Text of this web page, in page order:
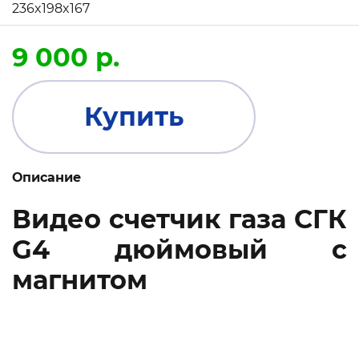
236x198x167
9 000 р.
Купить
Описание
Видео счетчик газа СГК
G4 дюймовый с
магнитом